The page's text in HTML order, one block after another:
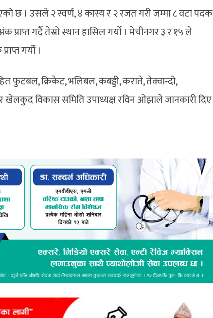
छ । उसले २ स्वर्ण, ४ कास्य र २ रजत गरी जम्मा ८ वटा पदक
प्राप्त गर्दै तेस्रो स्थान हासिल गर्यो । मेचीनगर ३ र १५ ले
गर्यो ।
फुटबल, क्रिकेट, भलिबल, कबड्डी, कराते, तेक्वान्दो,
विकास समिति उपाध्यक्ष रविन ओझाले जानकारी दिए